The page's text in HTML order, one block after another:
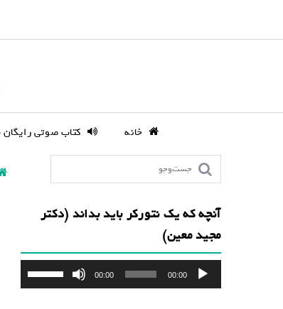
o
خانه کتاب صوتی رایگان
آنچه که یک نتورکر باید بداند (دکتر
مجید معین)
پخش‌کننده
صوت
00:00
00:00
برای
افزایش